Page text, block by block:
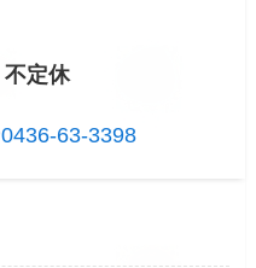
定休
0436-63-3398